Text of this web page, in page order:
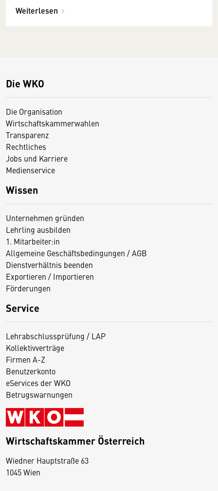
Weiterlesen
Die WKO
Die Organisation
Wirtschaftskammerwahlen
Transparenz
Rechtliches
Jobs und Karriere
Medienservice
Wissen
Unternehmen gründen
Lehrling ausbilden
1. Mitarbeiter:in
Allgemeine Geschäftsbedingungen / AGB
Dienstverhältnis beenden
Exportieren / Importieren
Förderungen
Service
Lehrabschlussprüfung / LAP
Kollektivverträge
Firmen A-Z
Benutzerkonto
eServices der WKO
Betrugswarnungen
Wirtschaftskammer Österreich
Wiedner Hauptstraße 63
1045 Wien
D